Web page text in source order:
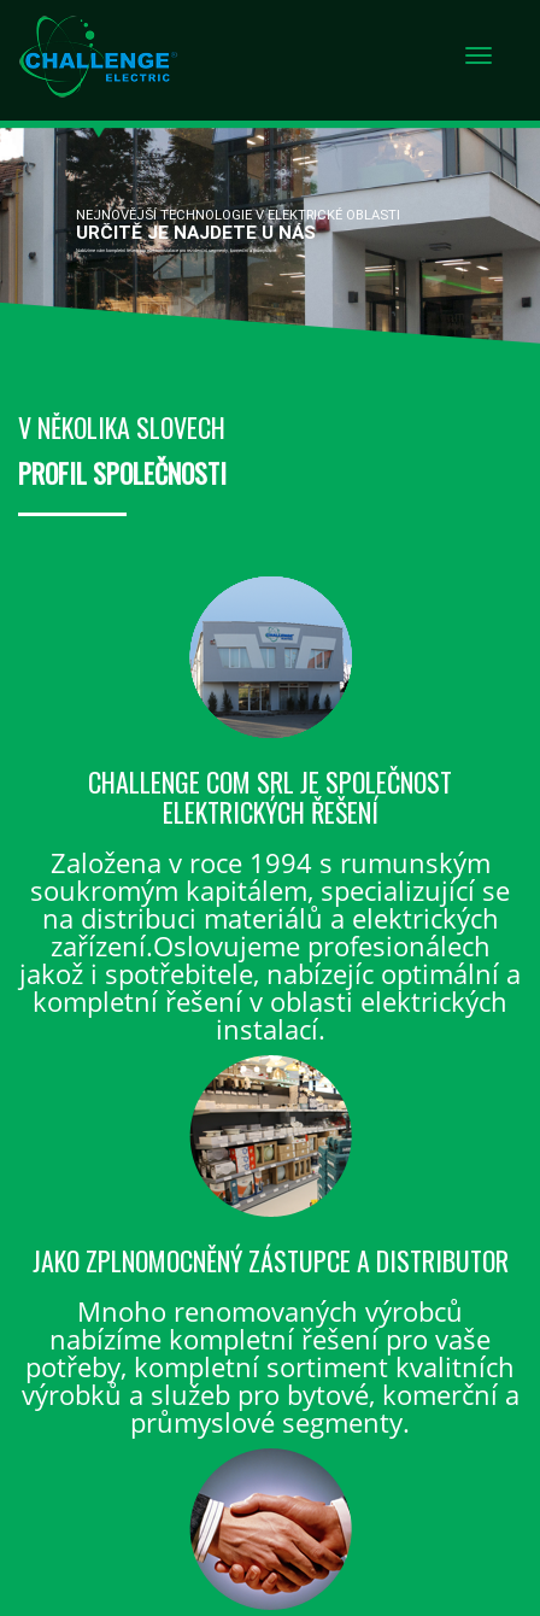
NEJNOVĚJŠÍ TECHNOLOGIE V ELEKTRICKÉ OBLASTI
URČITĚ JE NAJDETE U NÁS
Nabízíme vám kompletní řešení pro elektroinstalace pro rezidenční segmenty, komerční a průmyslové
V NĚKOLIKA SLOVECH
PROFIL SPOLEČNOSTI
CHALLENGE COM SRL JE SPOLEČNOST
ELEKTRICKÝCH ŘEŠENÍ
Založena v roce 1994 s rumunským
soukromým kapitálem, specializující se
na distribuci materiálů a elektrických
zařízení.Oslovujeme profesionálech
jakož i spotřebitele, nabízejíc optimální a
kompletní řešení v oblasti elektrických
instalací.
JAKO ZPLNOMOCNĚNÝ ZÁSTUPCE A DISTRIBUTOR
Mnoho renomovaných výrobců
nabízíme kompletní řešení pro vaše
potřeby, kompletní sortiment kvalitních
výrobků a služeb pro bytové, komerční a
průmyslové segmenty.